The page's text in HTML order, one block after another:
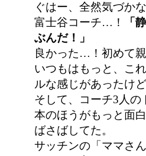
ぐはー、全然気づか
富士谷コーチ…！
「
ぶんだ！」
良かった…！初めて
いつもはもっと、こ
ルな感じがあったけ
そして、コーチ3人
本のほうがもっと面
ばさばしてた。
サッチンの「ママさ